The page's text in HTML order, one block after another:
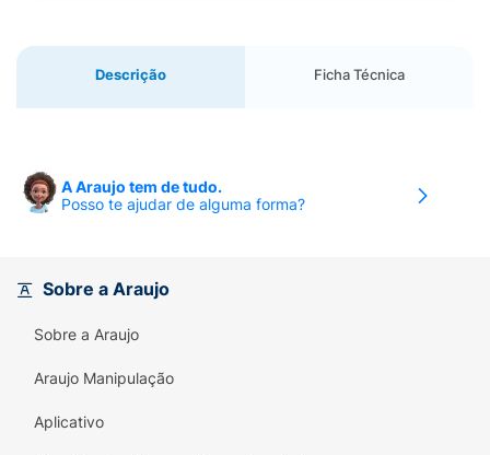
Descrição Ficha Técnica
A Araujo tem de tudo.
Posso te ajudar de alguma forma?
Sobre a Araujo
Sobre a Araujo
Araujo Manipulação
Aplicativo